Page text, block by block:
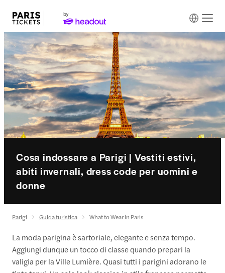
Cosa indossare a Parigi | Vestiti estivi,
abiti invernali, dress code per uomini e
donne
Parigi Guida turistica What to Wear in Paris
La moda parigina è sartoriale, elegante e senza tempo.
Aggiungi dunque un tocco di classe quando prepari la
valigia per la Ville Lumière. Quasi tutti i parigini adorano le